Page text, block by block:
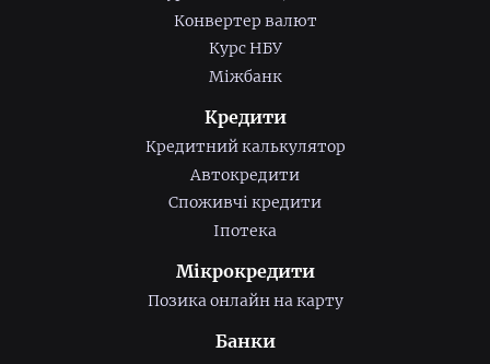
Конвертер валют
Курс НБУ
Міжбанк
Кредити
Кредитний калькулятор
Автокредити
Споживчі кредити
Іпотека
Мікрокредити
Позика онлайн на карту
Банки